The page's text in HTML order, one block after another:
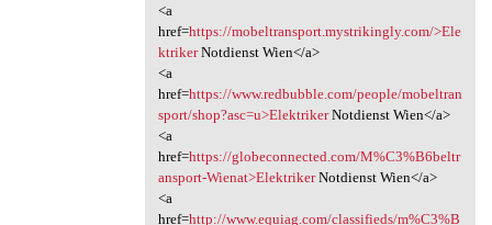
<a
href=https://mobeltransport.mystrikingly.com/>Ele
ktrikerNotdienst Wien</a>
<a
href=https://www.redbubble.com/people/mobeltran
sport/shop?asc=u>ElektrikerNotdienst Wien</a>
<a
href=https://globeconnected.com/M%C3%B6beltr
ansport-Wienat>ElektrikerNotdienst Wien</a>
<a
href=http://www.equiag.com/classifieds/m%C3%B